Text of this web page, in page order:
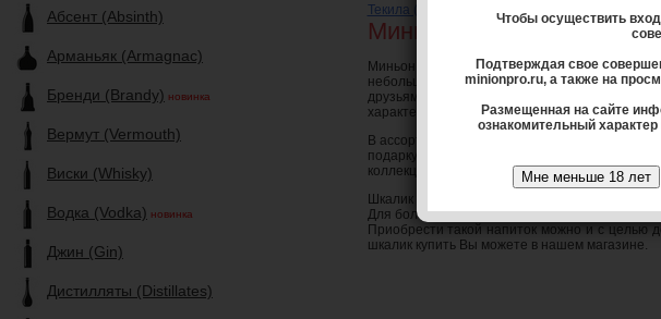
Чтобы осуществить
Подтверждая свое
minionpro.ru, а также на
Размещенная на сайте
ознакомительный
Абсент (Absinth)
Арманьяк (Armagnac)
Бренди (Brandy) новинка
Вермут (Vermouth)
Виски (Whisky)
Водка (Vodka) новинка
Джин (Gin)
Дистилляты (Distillates)
Текила (Tequila)
Миньон текила Batallon
Миньон Batallon текила – это самый
небольшом объеме. Такие бутылочки
друзьям и родственникам, обязательно
характерный запах, который ассоциируется с
В ассортименте бренда есть несколько
подарку будут рады не только простые
коллекционирующие точные уменьшенные
Шкалик Batallon текила представляет
Для большей сохранности крышка
Приобрести такой напиток можно и с целью
шкалик купить Вы можете в нашем магазине.